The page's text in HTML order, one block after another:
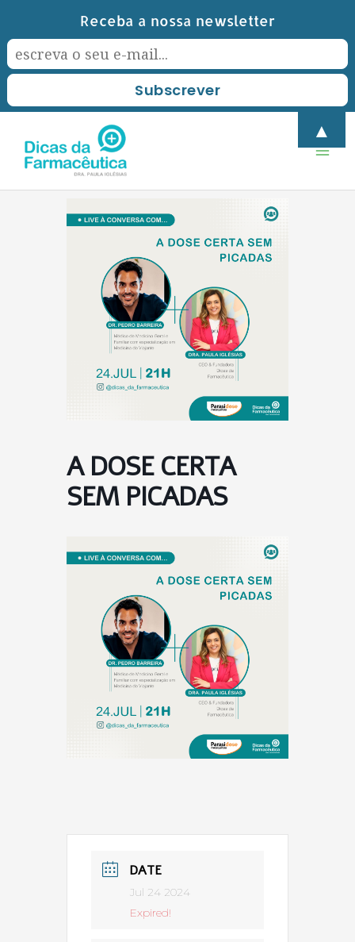
content
A DOSE CERTA
SEM PICADAS
DATE
Jul 24 2024
Expired!
Receba a nossa newsletter
▲